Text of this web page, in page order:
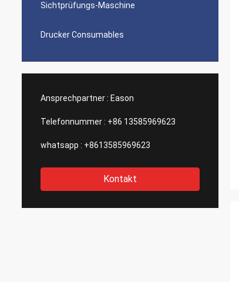
Sichtprüfungs-Maschine
Drucker Consumables
Ansprechpartner : Eason
Telefonnummer : +86 13585969623
whatsapp : +8613585969623
Kontakt